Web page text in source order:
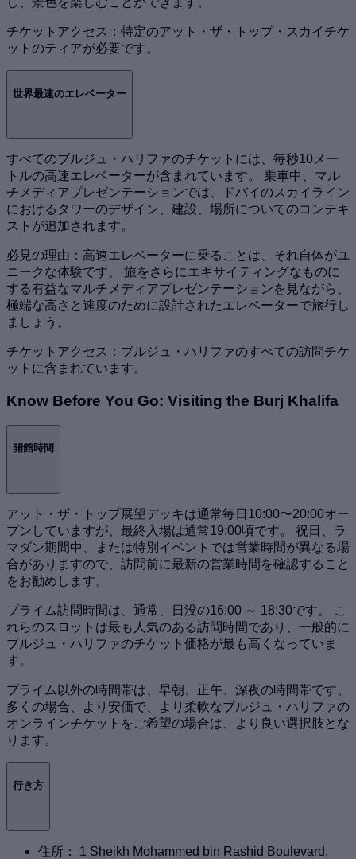
チケットアクセス：特定のアット・ザ・トップ・スカイチケ
ットのティアが必要です。
世界最速のエレベーター
すべてのブルジュ・ハリファのチケットには、毎秒10メー
トルの高速エレベーターが含まれています。 乗車中、マル
チメディアプレゼンテーションでは、ドバイのスカイライン
におけるタワーのデザイン、建設、場所についてのコンテキ
ストが追加されます。
必見の理由：高速エレベーターに乗ることは、それ自体がユ
ニークな体験です。 旅をさらにエキサイティングなものに
する有益なマルチメディアプレゼンテーションを見ながら、
極端な高さと速度のために設計されたエレベーターで旅行し
ましょう。
チケットアクセス：ブルジュ・ハリファのすべての訪問チケ
ットに含まれています。
Know Before You Go: Visiting the Burj Khalifa
開館時間
アット・ザ・トップ展望デッキは通常毎日10:00〜20:00オー
プンしていますが、最終入場は通常19:00頃です。 祝日、ラ
マダン期間中、または特別イベントでは営業時間が異なる場
合がありますので、訪問前に最新の営業時間を確認すること
をお勧めします。
プライム訪問時間は、通常、日没の16:00 ～ 18:30です。 こ
れらのスロットは最も人気のある訪問時間であり、一般的に
ブルジュ・ハリファのチケット価格が最も高くなっていま
す。
プライム以外の時間帯は、早朝、正午、深夜の時間帯です。
多くの場合、より安価で、より柔軟なブルジュ・ハリファの
オンラインチケットをご希望の場合は、より良い選択肢とな
ります。
行き方
住所： 1 Sheikh Mohammed bin Rashid Boulevard,